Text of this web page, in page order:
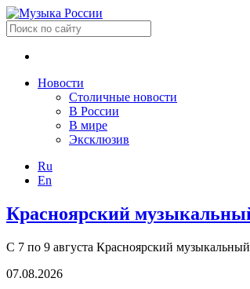
Новости
Столичные новости
В России
В мире
Эксклюзив
Ru
En
Красноярский
С 7 по 9 августа Красноярский
07.08.2026